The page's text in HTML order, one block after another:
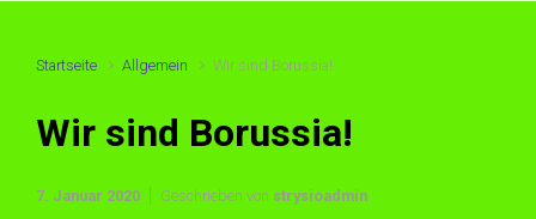
Startseite Allgemein Wir sind Borussia!
Wir sind Borussia!
7. Januar 2020 Geschrieben von strysioadmin